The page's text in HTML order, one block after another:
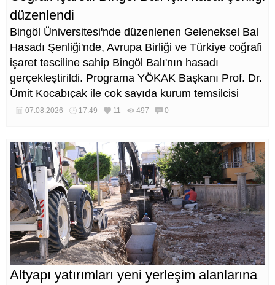
düzenlendi
Bingöl Üniversitesi'nde düzenlenen Geleneksel Bal
Hasadı Şenliği'nde, Avrupa Birliği ve Türkiye coğrafi
işaret tesciline sahip Bingöl Balı'nın hasadı
gerçekleştirildi. Programa YÖKAK Başkanı Prof. Dr.
Ümit Kocabıçak ile çok sayıda kurum temsilcisi
katıldı.
07.08.2026 17:49 11 497 0
Altyapı yatırımları yeni yerleşim alanlarına